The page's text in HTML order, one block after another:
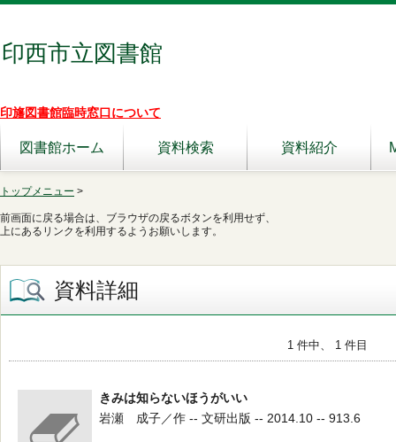
印西市立図書館
印旛図書館臨時窓口について
図書館ホーム 資料検索 資料紹介
トップメニュー >
前画面に戻る場合は、ブラウザの戻るボタンを利用せず、
上にあるリンクを利用するようお願いします。
資料詳細
1 件中、 1 件目
きみは知らないほうがいい
岩瀬 成子／作 -- 文研出版 -- 2014.10 -- 913.6